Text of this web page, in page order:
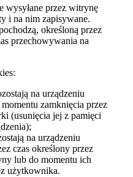
wysyłane przez witrynę
i na nim zapisywane.
określoną przez
przechowywania na
na urządzeniu
zamknięcia przez
(usunięcia jej z pamięci
na urządzeniu
czas określony przez
lub do momentu ich
użytkownika.